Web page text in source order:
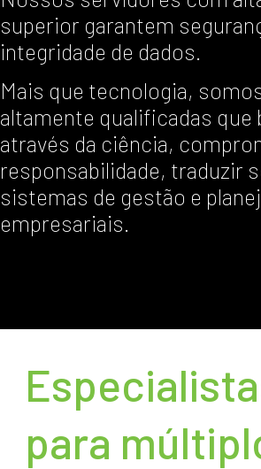
superior garantem
integridade de dados.
Mais que tecnologia,
altamente qualificadas
através da ciência,
responsabilidade, traduzir
sistemas de gestão e
empresariais.
para